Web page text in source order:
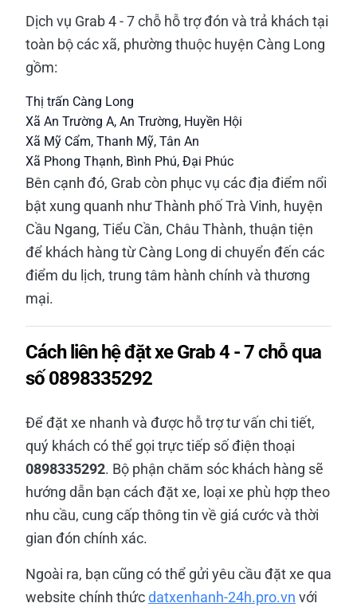
Dịch vụ Grab 4 - 7 chỗ hỗ trợ đón và trả khách tại
toàn bộ các xã, phường thuộc huyện Càng Long
gồm:
Thị trấn Càng Long
Xã An Trường A, An Trường, Huyền Hội
Xã Mỹ Cẩm, Thanh Mỹ, Tân An
Xã Phong Thạnh, Bình Phú, Đại Phúc
Bên cạnh đó, Grab còn phục vụ các địa điểm nổi
bật xung quanh như Thành phố Trà Vinh, huyện
Cầu Ngang, Tiểu Cần, Châu Thành, thuận tiện
để khách hàng từ Càng Long di chuyển đến các
điểm du lịch, trung tâm hành chính và thương
mại.
Cách liên hệ đặt xe Grab 4 - 7 chỗ qua
số 0898335292
Để đặt xe nhanh và được hỗ trợ tư vấn chi tiết,
quý khách có thể gọi trực tiếp số điện thoại
0898335292. Bộ phận chăm sóc khách hàng sẽ
hướng dẫn bạn cách đặt xe, loại xe phù hợp theo
nhu cầu, cung cấp thông tin về giá cước và thời
gian đón chính xác.
Ngoài ra, bạn cũng có thể gửi yêu cầu đặt xe qua
website chính thứcdatxenhanh-24h.pro.vn với